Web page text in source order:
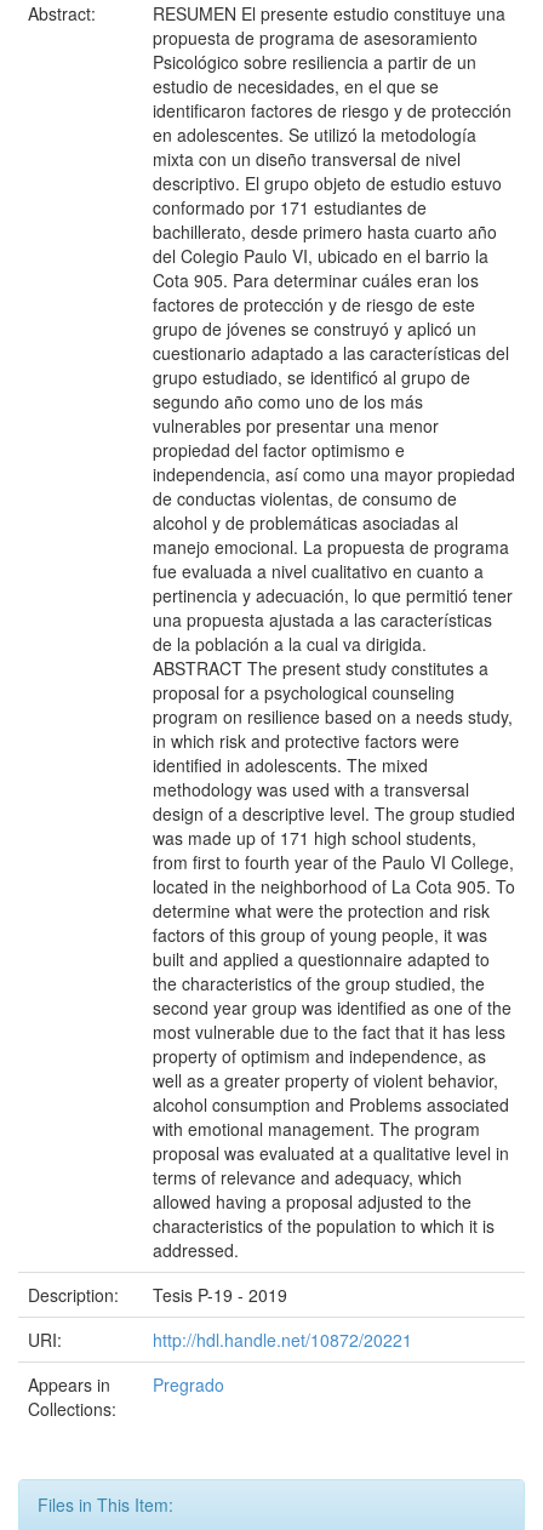
Abstract:
RESUMEN El presente estudio constituye una
propuesta de programa de asesoramiento
Psicológico sobre resiliencia a partir de un
estudio de necesidades, en el que se
identificaron factores de riesgo y de protección
en adolescentes. Se utilizó la metodología
mixta con un diseño transversal de nivel
descriptivo. El grupo objeto de estudio estuvo
conformado por 171 estudiantes de
bachillerato, desde primero hasta cuarto año
del Colegio Paulo VI, ubicado en el barrio la
Cota 905. Para determinar cuáles eran los
factores de protección y de riesgo de este
grupo de jóvenes se construyó y aplicó un
cuestionario adaptado a las características del
grupo estudiado, se identificó al grupo de
segundo año como uno de los más
vulnerables por presentar una menor
propiedad del factor optimismo e
independencia, así como una mayor propiedad
de conductas violentas, de consumo de
alcohol y de problemáticas asociadas al
manejo emocional. La propuesta de programa
fue evaluada a nivel cualitativo en cuanto a
pertinencia y adecuación, lo que permitió tener
una propuesta ajustada a las características
de la población a la cual va dirigida.
ABSTRACT The present study constitutes a
proposal for a psychological counseling
program on resilience based on a needs study,
in which risk and protective factors were
identified in adolescents. The mixed
methodology was used with a transversal
design of a descriptive level. The group studied
was made up of 171 high school students,
from first to fourth year of the Paulo VI College,
located in the neighborhood of La Cota 905. To
determine what were the protection and risk
factors of this group of young people, it was
built and applied a questionnaire adapted to
the characteristics of the group studied, the
second year group was identified as one of the
most vulnerable due to the fact that it has less
property of optimism and independence, as
well as a greater property of violent behavior,
alcohol consumption and Problems associated
with emotional management. The program
proposal was evaluated at a qualitative level in
terms of relevance and adequacy, which
allowed having a proposal adjusted to the
characteristics of the population to which it is
addressed.
Description:
Tesis P-19 - 2019
URI:
http://hdl.handle.net/10872/20221
Appears in
Collections:
Pregrado
Files in This Item: